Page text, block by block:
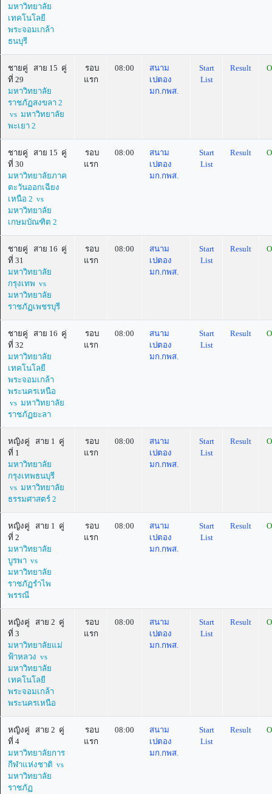
มหาวิทยาลัย
เทคโนโลยี
พระจอมเกล้า
ธนบุรี
ชายคู่ สาย 15 คู่
ที่ 29
มหาวิทยาลัย
ราชภัฏสงขลา 2
vs มหาวิทยาลัย
พะเยา 2
รอบ
แรก
08:00
สนาม
เปตอง
มก.กพส.
Start
List
Result
ชายคู่ สาย 15 คู่
ที่ 30
มหาวิทยาลัยภาค
ตะวันออกเฉียง
เหนือ 2 vs
มหาวิทยาลัย
เกษมบัณฑิต 2
รอบ
แรก
08:00
สนาม
เปตอง
มก.กพส.
Start
List
Result
ชายคู่ สาย 16 คู่
ที่ 31
มหาวิทยาลัย
กรุงเทพ vs
มหาวิทยาลัย
ราชภัฏเพชรบุรี
รอบ
แรก
08:00
สนาม
เปตอง
มก.กพส.
Start
List
Result
ชายคู่ สาย 16 คู่
ที่ 32
มหาวิทยาลัย
เทคโนโลยี
พระจอมเกล้า
พระนครเหนือ
vs มหาวิทยาลัย
ราชภัฏยะลา
รอบ
แรก
08:00
สนาม
เปตอง
มก.กพส.
Start
List
Result
หญิงคู่ สาย 1 คู่
ที่ 1
มหาวิทยาลัย
กรุงเทพธนบุรี
vs มหาวิทยาลัย
ธรรมศาสตร์ 2
รอบ
แรก
08:00
สนาม
เปตอง
มก.กพส.
Start
List
Result
หญิงคู่ สาย 1 คู่
ที่ 2
มหาวิทยาลัย
บูรพา vs
มหาวิทยาลัย
ราชภัฏรำไพ
พรรณี
รอบ
แรก
08:00
สนาม
เปตอง
มก.กพส.
Start
List
Result
หญิงคู่ สาย 2 คู่
ที่ 3
มหาวิทยาลัยแม่
ฟ้าหลวง vs
มหาวิทยาลัย
เทคโนโลยี
พระจอมเกล้า
พระนครเหนือ
รอบ
แรก
08:00
สนาม
เปตอง
มก.กพส.
Start
List
Result
หญิงคู่ สาย 2 คู่
ที่ 4
มหาวิทยาลัยการ
กีฬาแห่งชาติ vs
มหาวิทยาลัย
ราชภัฏ
รอบ
แรก
08:00
สนาม
เปตอง
มก.กพส.
Start
List
Result